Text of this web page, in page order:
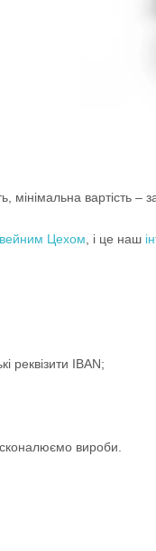
мінімальна вартість –
Цехом , і це наш
реквізити IBAN;
вироби.